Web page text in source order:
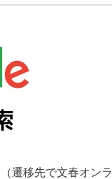
（遷移先で文春オンラ